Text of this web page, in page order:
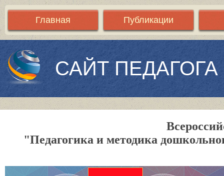
Главная Публикации
САЙТ ПЕДАГОГА
"Педагогика и методика